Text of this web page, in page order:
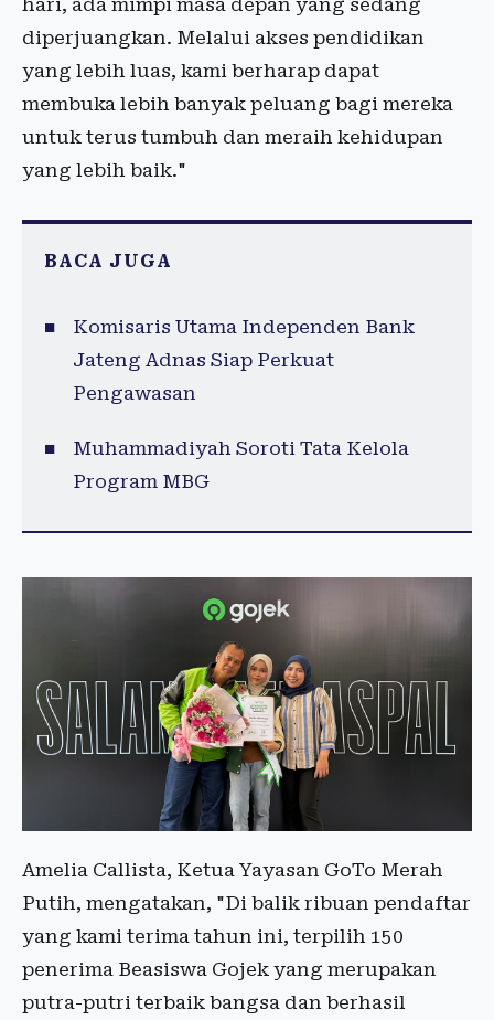
hari, ada mimpi masa depan yang sedang
diperjuangkan. Melalui akses pendidikan
yang lebih luas, kami berharap dapat
membuka lebih banyak peluang bagi mereka
untuk terus tumbuh dan meraih kehidupan
yang lebih baik."
BACA JUGA
Komisaris Utama Independen Bank
Jateng Adnas Siap Perkuat
Pengawasan
Muhammadiyah Soroti Tata Kelola
Program MBG
Amelia Callista, Ketua Yayasan GoTo Merah
Putih, mengatakan, "Di balik ribuan pendaftar
yang kami terima tahun ini, terpilih 150
penerima Beasiswa Gojek yang merupakan
putra-putri terbaik bangsa dan berhasil